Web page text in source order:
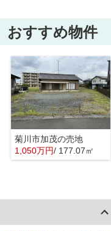
おすすめ物件
菊川市加茂の売地
1,050万円/ 177.07㎡